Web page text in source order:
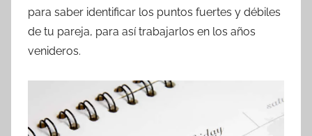
para saber identificar los puntos fuertes y débiles
de tu pareja, para así trabajarlos en los años
venideros.